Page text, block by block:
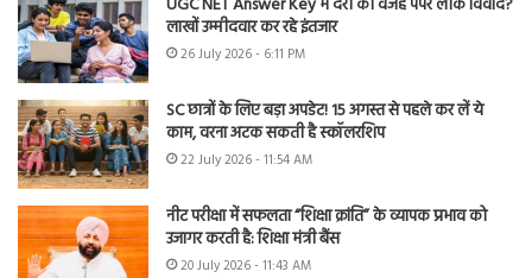
लाखों उम्मीदवार कर रहे इंतजार
26 July 2026 - 6:11 PM
SC छात्रों के लिए बड़ा अपडेट! 15 अगस्त से पहले कर लें ये
काम, वरना अटक सकती है स्कॉलरशिप
22 July 2026 - 11:54 AM
नीट परीक्षा में सफलता “शिक्षा क्रांति” के व्यापक प्रभाव को
उजागर करती है: शिक्षा मंत्री बैंस
20 July 2026 - 11:43 AM